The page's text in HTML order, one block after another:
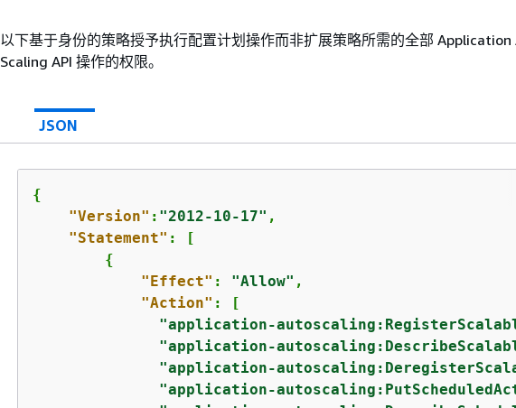
以下基于身份的策略授予执行配置计划操作而非扩展策略所需的全部
Scaling API 操作的权限。
JSON
{
"Version" : "2012-10-17" ,
"Statement" : [
{
"Effect" : "Allow" ,
"Action" : [
"application-
"application-
"application-
"application-